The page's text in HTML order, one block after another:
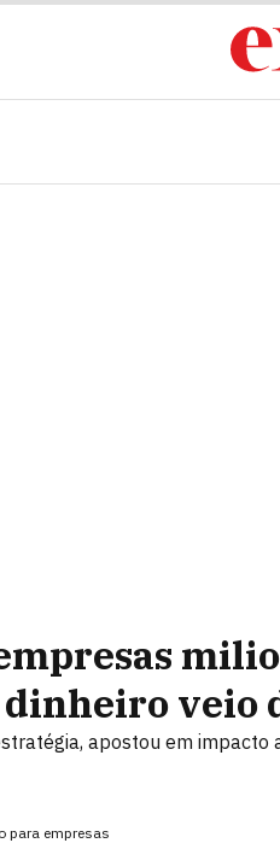
veio
apostou em impacto
para empresas